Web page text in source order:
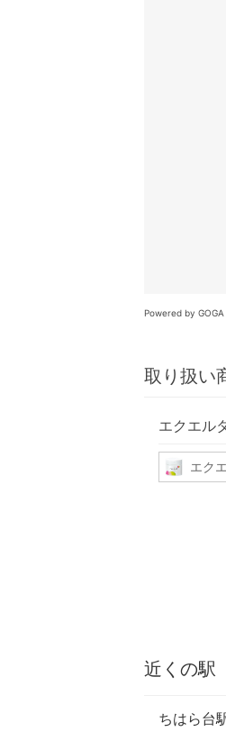
Powered by GOGA
取り扱い
エクエル
エク
近くの駅
ちはら台